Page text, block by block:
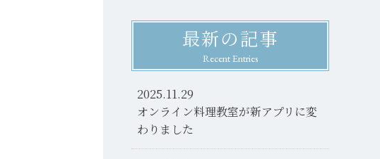
最新の記事
Recent Entries
2025.11.29
オンライン料理教室が新アプリに変
わりました